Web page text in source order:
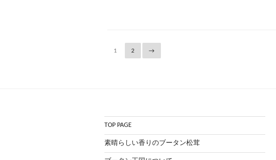
1 2 →
TOP PAGE
素晴らしい香りのブータン松茸